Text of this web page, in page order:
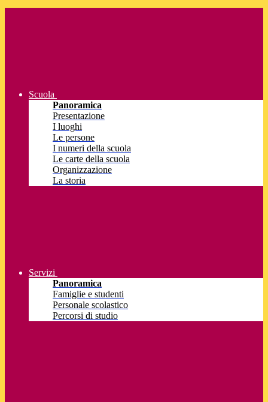
Scuola
Panoramica
Presentazione
I luoghi
Le persone
I numeri della scuola
Le carte della scuola
Organizzazione
La storia
Servizi
Panoramica
Famiglie e studenti
Personale scolastico
Percorsi di studio